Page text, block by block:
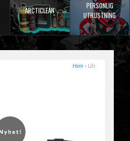
ARCTICLEAN
PERSONLIG
UTRUSTNING
Hem » Lås